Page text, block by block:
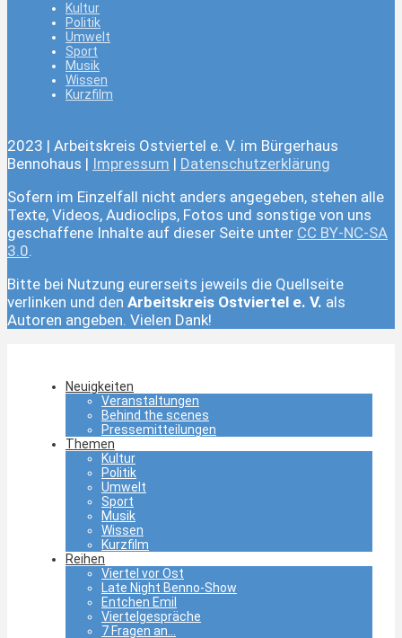
Kultur
Politik
Umwelt
Sport
Musik
Wissen
Kurzfilm
2023 | Arbeitskreis Ostviertel e. V. im Bürgerhaus
Bennohaus | Impressum | Datenschutzerklärung
Sofern im Einzelfall nicht anders angegeben, stehen alle
Texte, Videos, Audioclips, Fotos und sonstige von uns
geschaffene Inhalte auf dieser Seite unter CC BY-NC-SA
3.0.
Bitte bei Nutzung eurerseits jeweils die Quellseite
verlinken und den Arbeitskreis Ostviertel e. V. als
Autoren angeben. Vielen Dank!
Neuigkeiten
Veranstaltungen
Behind the scenes
Pressemitteilungen
Themen
Kultur
Politik
Umwelt
Sport
Musik
Wissen
Kurzfilm
Reihen
Viertel vor Ost
Late Night Benno-Show
Entchen Emil
Viertelgespräche
7 Fragen an…